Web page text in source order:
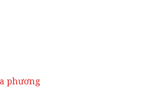
phương